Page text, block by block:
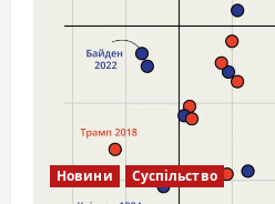
Новини Суспільство